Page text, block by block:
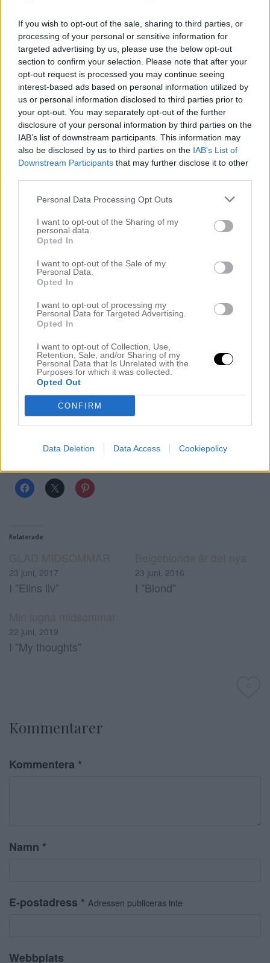
If you wish to opt-out of the sale, sharing to third parties, or
processing of your personal or sensitive information for
targeted advertising by us, please use the below opt-out
section to confirm your selection. Please note that after your
opt-out request is processed you may continue seeing
interest-based ads based on personal information utilized by
us or personal information disclosed to third parties prior to
your opt-out. You may separately opt-out of the further
disclosure of your personal information by third parties on the
IAB’s list of downstream participants. This information may
also be disclosed by us to third parties on the IAB’s List of
Downstream Participants that may further disclose it to other
Personal Data Processing Opt Outs
I want to opt-out of the Sharing of my
personal data.
Opted In
I want to opt-out of the Sale of my
Personal Data.
Opted In
I want to opt-out of processing my
Personal Data for Targeted Advertising.
Opted In
I want to opt-out of Collection, Use,
Retention, Sale, and/or Sharing of my
Personal Data that Is Unrelated with the
Purposes for which it was collected.
Opted Out
CONFIRM
Data Deletion Data Access Cookiepolicy
Relaterade
23 juni, 2017
I ”Elins liv”
23 juni, 2016
I ”Blond”
22 juni, 2019
I ”My thoughts”
Kommentarer
Kommentera *
Namn *
E-postadress * Adressen publiceras inte
Webbplats